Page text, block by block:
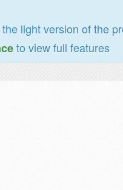
light version of the
to view full features